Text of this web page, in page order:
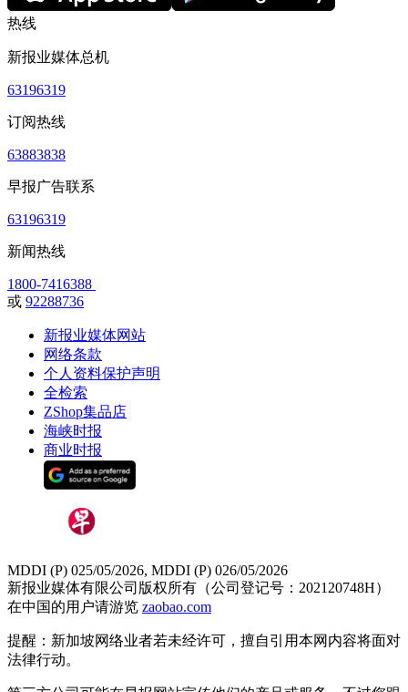
热线
新报业媒体总机
63196319
订阅热线
63883838
早报广告联系
63196319
新闻热线
1800-7416388
或 92288736
新报业媒体网站
网络条款
个人资料保护声明
全检索
ZShop集品店
海峡时报
商业时报
MDDI (P) 025/05/2026, MDDI (P) 026/05/2026
新报业媒体有限公司版权所有（公司登记号：202120748H）
在中国的用户请游览 zaobao.com
提醒：新加坡网络业者若未经许可，擅自引用本网内容将面对
法律行动。